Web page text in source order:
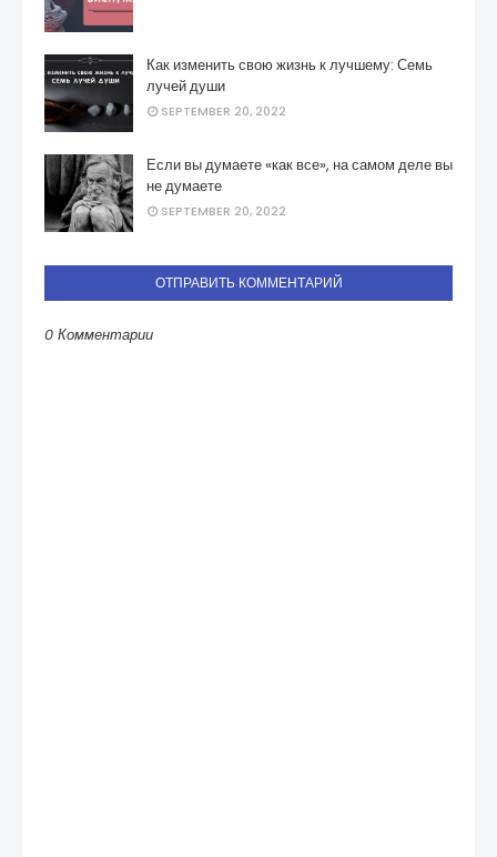
Как изменить свою жизнь к лучшему: Семь
лучей души
SEPTEMBER 20, 2022
Если вы думаете «как все», на самом деле вы
не думаете
SEPTEMBER 20, 2022
ОТПРАВИТЬ КОММЕНТАРИЙ
0 Комментарии